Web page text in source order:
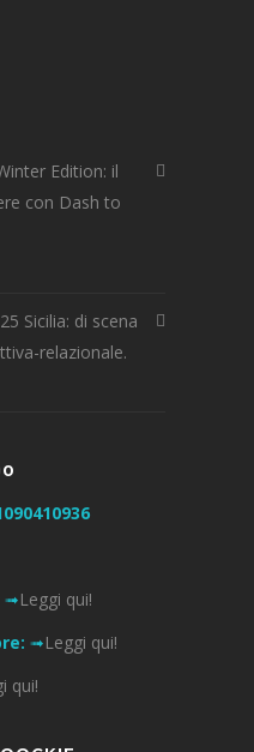
Edition: il
con Dash to
Sicilia: di scena
relazionale.
➟Leggi qui!
➟Leggi qui!
qui!